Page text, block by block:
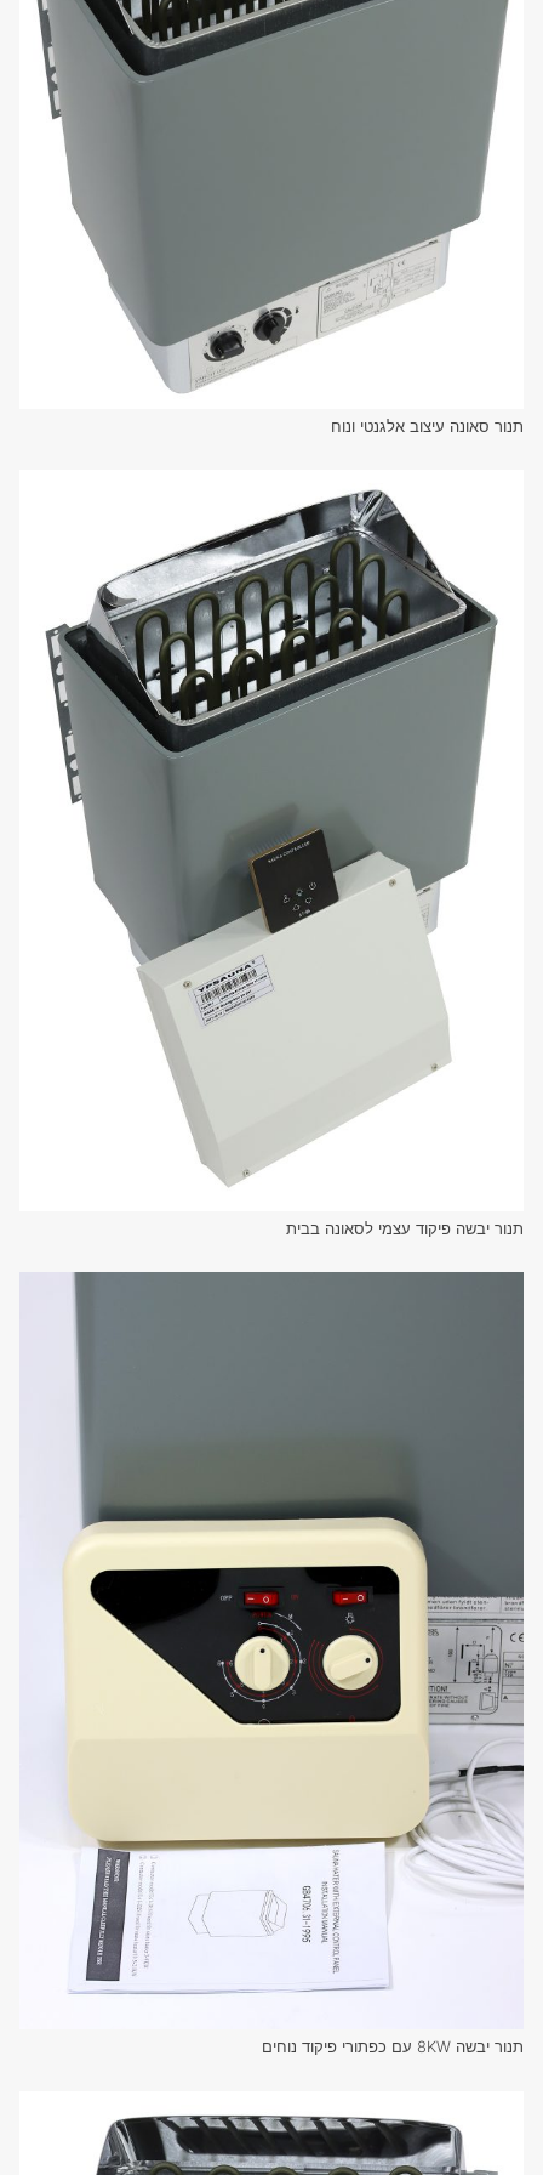
תנור סאונה עיצוב אלגנטי ונוח
תנור יבשה פיקוד עצמי לסאונה בבית
תנור יבשה 8KW עם כפתורי פיקוד נוחים